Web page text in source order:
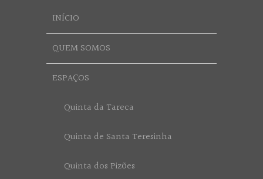
INÍCIO
QUEM SOMOS
ESPAÇOS
Quinta da Tareca
Quinta de Santa Teresinha
Quinta dos Pizões